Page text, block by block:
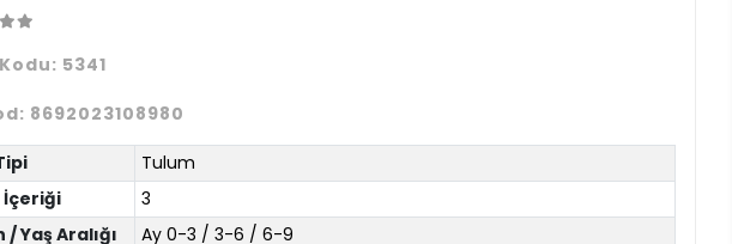
5341
8692023108980
Tulum
İçeriği
3
/ Yaş Aralığı
Ay 0-3 / 3-6 / 6-9